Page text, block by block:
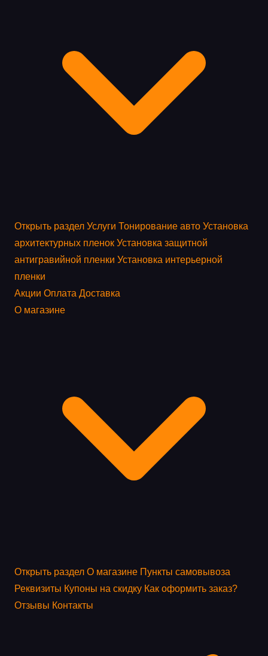
Открыть раздел Услуги Тонирование авто Установка
архитектурных пленок Установка защитной
антигравийной пленки Установка интерьерной
пленки
Акции Оплата Доставка
О магазине
Открыть раздел О магазине Пункты самовывоза
Реквизиты Купоны на скидку Как оформить заказ?
Отзывы Контакты